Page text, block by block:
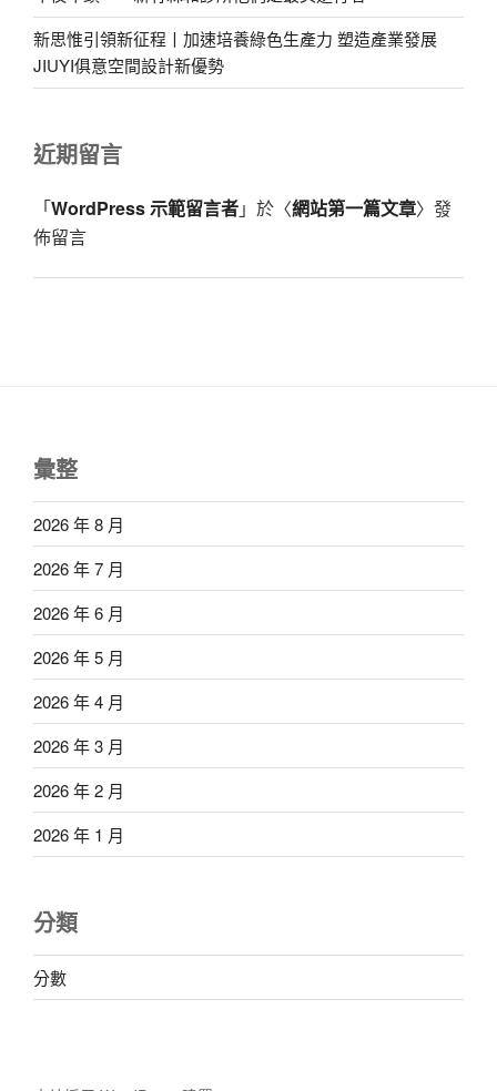
新思惟引領新征程丨加速培養綠色生產力 塑造產業發展
JIUYI俱意空間設計新優勢
近期留言
「WordPress 示範留言者」於〈網站第一篇文章〉發
佈留言
彙整
2026 年 8 月
2026 年 7 月
2026 年 6 月
2026 年 5 月
2026 年 4 月
2026 年 3 月
2026 年 2 月
2026 年 1 月
分類
分數